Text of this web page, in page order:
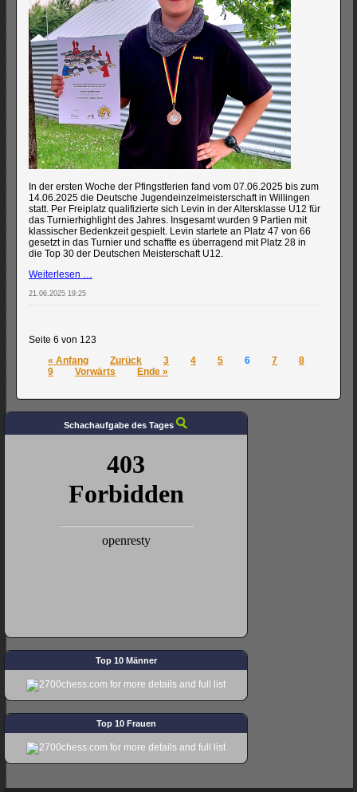
In der ersten Woche der Pfingstferien fand vom 07.06.2025 bis zum
14.06.2025 die Deutsche Jugendeinzelmeisterschaft in Willingen
statt. Per Freiplatz qualifizierte sich Levin in der Altersklasse U12 für
das Turnierhighlight des Jahres. Insgesamt wurden 9 Partien mit
klassischer Bedenkzeit gespielt. Levin startete an Platz 47 von 66
gesetzt in das Turnier und schaffte es überragend mit Platz 28 in
die Top 30 der Deutschen Meisterschaft U12.
Weiterlesen …
der
2025
Willingen
21.06.2025 19:25
Seite 6 von 123
« Anfang
Zurück 3 4 5 6 7
8
9
Vorwärts Ende »
Schachaufgabe des Tages
Top 10 Männer
Top 10 Frauen